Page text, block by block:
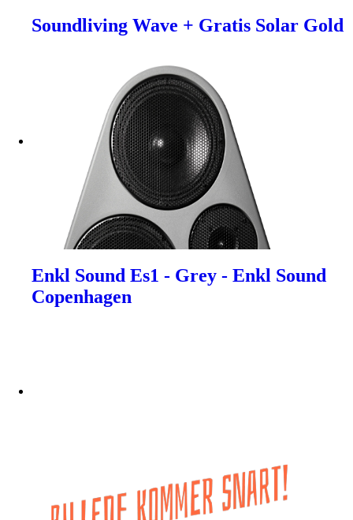
Soundliving Wave + Gratis Solar Gold
Enkl Sound Es1 - Grey - Enkl Sound
Copenhagen